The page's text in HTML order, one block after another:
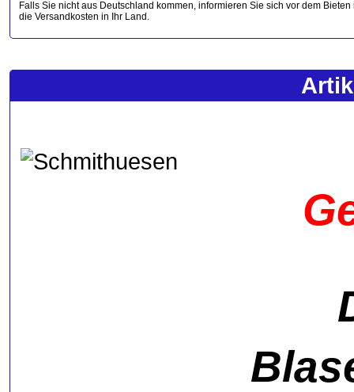
Falls Sie nicht aus Deutschland kommen, informieren Sie sich vor dem
die Versandkosten in Ihr Land.